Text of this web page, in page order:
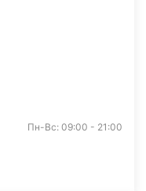
Пн-Вс: 09:00 - 21:00